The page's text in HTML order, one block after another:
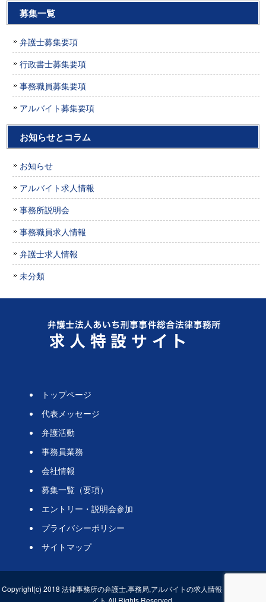
募集一覧
弁護士募集要項
行政書士募集要項
事務職員募集要項
アルバイト募集要項
お知らせとコラム
お知らせ
アルバイト求人情報
事務所説明会
事務職員求人情報
弁護士求人情報
未分類
トップページ
代表メッセージ
弁護活動
事務員業務
会社情報
募集一覧（要項）
エントリー・説明会参加
プライバシーポリシー
サイトマップ
Copyright(c) 2018 法律事務所の弁護士,事務局,アルバイトの求人情報・採用情報サ
イト All Rights Reserved.